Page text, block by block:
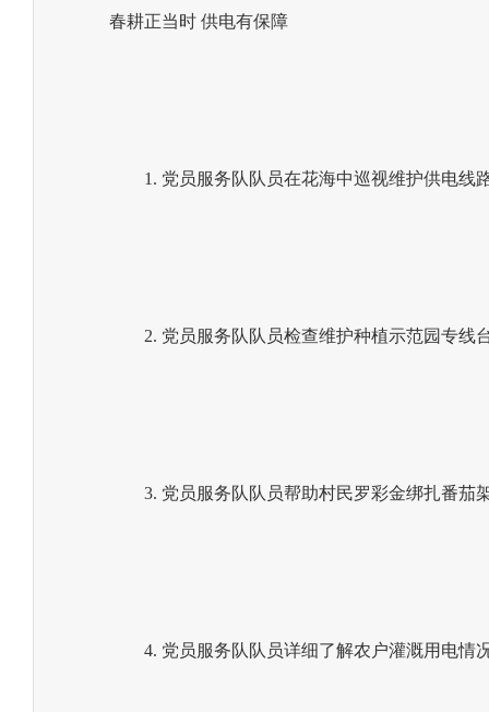
春耕正当时 供电有保障
1. 党员服务队队员在花海中巡视维护供电线
2. 党员服务队队员检查维护种植示范园专线
3. 党员服务队队员帮助村民罗彩金绑扎番茄
4. 党员服务队队员详细了解农户灌溉用电情